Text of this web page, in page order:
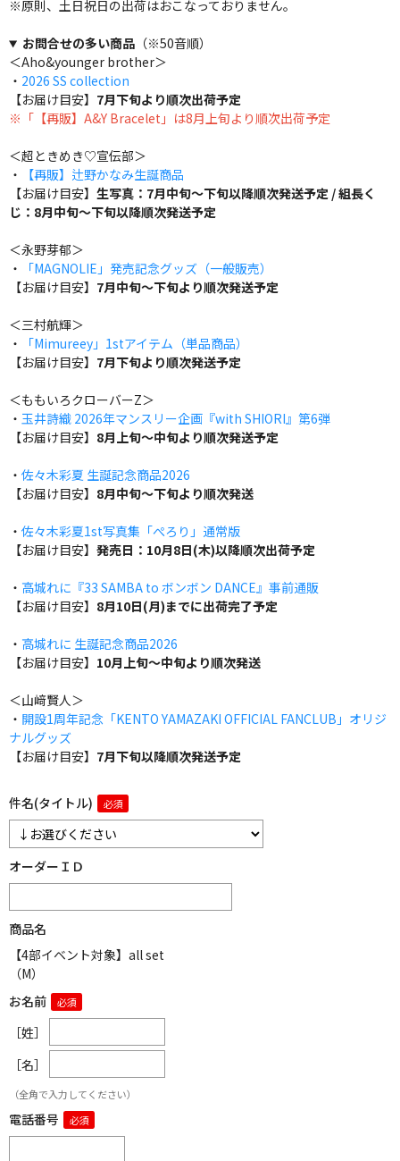
※原則、土日祝日の出荷はおこなっておりません。
お問合せの多い商品（※50音順）
＜Aho&younger brother＞
・ 2026 SS collection
【お届け目安】 7月下旬より順次出荷予定
※「【再販】A&Y Bracelet」は8月上旬より順次出荷予定
＜超ときめき♡宣伝部＞
・
【再販】辻野かなみ生誕商品
【お届け目安】 生写真：7月中旬～下旬以降順次発送予定 / 組長く
じ：8月中旬～下旬以降順次発送予定
＜永野芽郁＞
・
「MAGNOLIE」発売記念グッズ（一般販売）
【お届け目安】 7月中旬～下旬より順次発送予定
＜三村航輝＞
・
「Mimureey」1stアイテム（単品商品）
【お届け目安】 7月下旬より順次発送予定
＜ももいろクローバーZ＞
・ 玉井詩織 2026年マンスリー企画『with SHIORI』第6弾
【お届け目安】 8月上旬～中旬より順次発送予定
・ 佐々木彩夏 生誕記念商品2026
【お届け目安】 8月中旬～下旬より順次発送
・ 佐々木彩夏1st写真集「ぺろり」通常版
【お届け目安】 発売日：10月8日(木)以降順次出荷予定
・ 高城れに『33 SAMBA to ボンボン DANCE』事前通販
【お届け目安】 8月10日(月)までに出荷完了予定
・ 高城れに 生誕記念商品2026
【お届け目安】 10月上旬～中旬より順次発送
＜山﨑賢人＞
・ 開設1周年記念「KENTO YAMAZAKI OFFICIAL FANCLUB」オリジ
ナルグッズ
【お届け目安】 7月下旬以降順次発送予定
件名(タイトル)
オーダーＩＤ
商品名
【4部イベント対象】all set
（M）
お名前
［姓］
［名］
（全角で入力してください）
電話番号